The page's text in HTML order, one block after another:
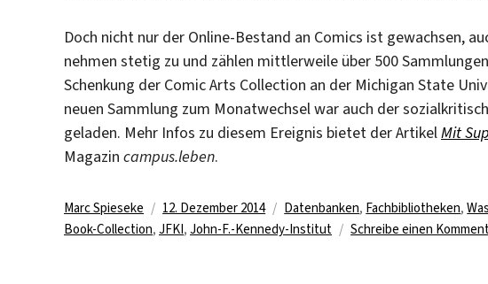
Doch nicht nur der Online-Bestand an Comics ist gewachsen,
nehmen stetig zu und zählen mittlerweile über 500
Schenkung der Comic Arts Collection an der Michigan State
neuen Sammlung zum Monatwechsel war auch der
geladen. Mehr Infos zu diesem Ereignis bietet der ArtikelMit
Magazin campus.leben.
Autor
Marc Spieseke
Veröffentlicht
am
12. Dezember 2014 Kategorien
Datenbanken, Fachbibliotheken,
Book-Collection, JFKI, John-F.-Kennedy-Institut Schreibe einen